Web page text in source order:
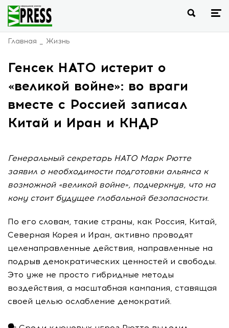
Главная Жизнь
Генсек НАТО истерит о
«великой войне»: во враги
вместе с Россией записал
Китай и Иран и КНДР
Генеральный секретарь НАТО Марк Рютте
заявил о необходимости подготовки альянса к
возможной «великой войне», подчеркнув, что на
кону стоит будущее глобальной безопасности.
По его словам, такие страны, как Россия, Китай,
Северная Корея и Иран, активно проводят
целенаправленные действия, направленные на
подрыв демократических ценностей и свободы.
Это уже не просто гибридные методы
воздействия, а масштабная кампания, ставящая
своей целью ослабление демократий.